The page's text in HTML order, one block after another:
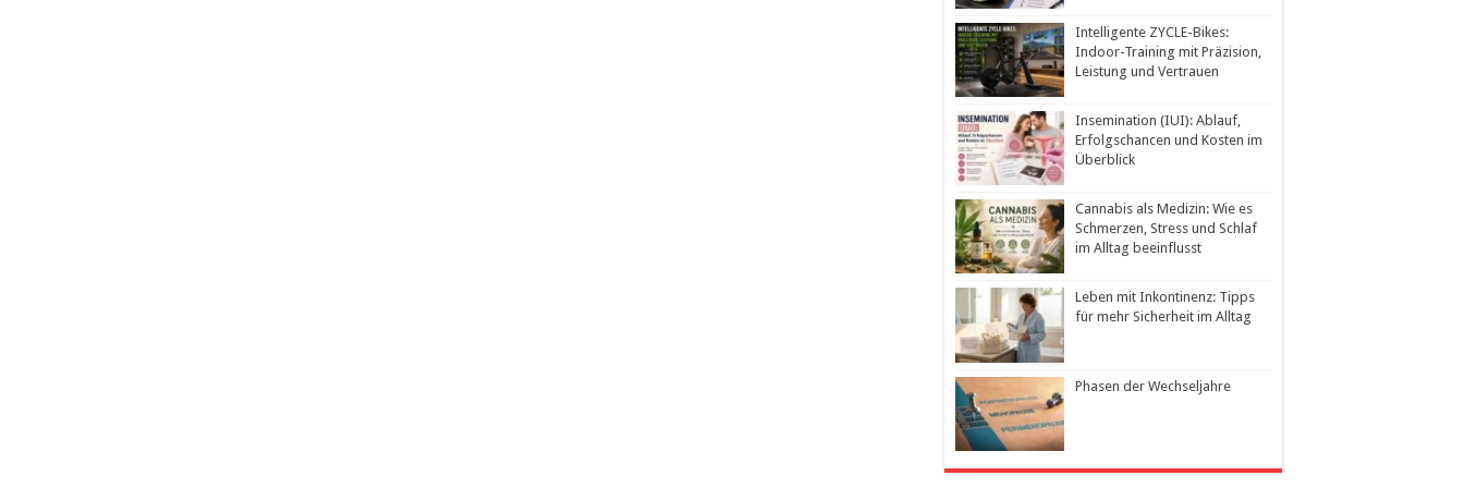
Intelligente ZYCLE-Bikes:
Indoor-Training mit Präzision,
Leistung und Vertrauen
Insemination (IUI): Ablauf,
Erfolgschancen und Kosten im
Überblick
Cannabis als Medizin: Wie es
Schmerzen, Stress und Schlaf
im Alltag beeinflusst
Leben mit Inkontinenz: Tipps
für mehr Sicherheit im Alltag
Phasen der Wechseljahre